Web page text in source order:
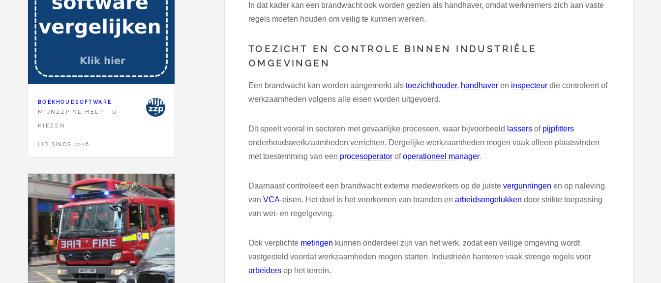
BOEKHOUDSOFTWARE
MIJNZZP.NL HELPT U
KIEZEN
LID SINDS 2026
In dat kader kan een brandwacht ook worden gezien als handhaver, omdat werknemers zich aan vaste
regels moeten houden om veilig te kunnen werken.
TOEZICHT EN CONTROLE BINNEN INDUSTRIËLE
OMGEVINGEN
Een brandwacht kan worden aangemerkt als toezichthouder, handhaver en inspecteur die controleert of
werkzaamheden volgens alle eisen worden uitgevoerd.
Dit speelt vooral in sectoren met gevaarlijke processen, waar bijvoorbeeld lassers of pijpfitters
onderhoudswerkzaamheden verrichten. Dergelijke werkzaamheden mogen vaak alleen plaatsvinden
met toestemming van een procesoperator ofoperationeel manager.
Daarnaast controleert een brandwacht externe medewerkers op de juiste vergunningen en op naleving
van VCA-eisen. Het doel is het voorkomen van branden en arbeidsongelukken door strikte toepassing
van wet- en regelgeving.
Ook verplichte metingen kunnen onderdeel zijn van het werk, zodat een veilige omgeving wordt
vastgesteld voordat werkzaamheden mogen starten. Industrieën hanteren vaak strenge regels voor
arbeiders op het terrein.